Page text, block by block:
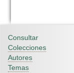
Consultar
Colecciones
Autores
Temas